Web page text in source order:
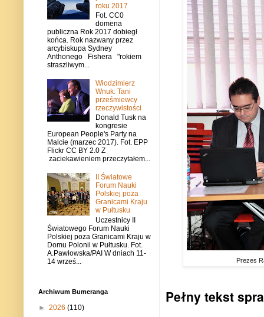
Prezes
Pełny tekst
roku 2017
Fot. CC0
domena
publiczna Rok 2017 dobiegł
końca. Rok nazwany przez
arcybiskupa Sydney
Anthonego Fishera "rokiem
straszliwym...
Włodzimierz
Wnuk: Tani
prześmiewcy
rzeczywistości
Donald Tusk na
kongresie
European People's Party na
Malcie (marzec 2017). Fot. EPP
Flickr CC BY 2.0 Z
zaciekawieniem przeczytałem...
II Światowe
Forum Nauki
Polskiej poza
Granicami Kraju
w Pułtusku
Uczestnicy II
Światowego Forum Nauki
Polskiej poza Granicami Kraju w
Domu Polonii w Pułtusku. Fot.
A.Pawłowska/PAI W dniach 11-
14 wrześ...
Archiwum Bumeranga
► 2026 (110)